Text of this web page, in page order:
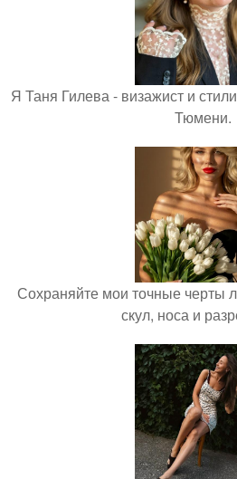
Я Таня Гилева - визажист и
Тюмени.
Сохраняйте мои точные черты
скул, носа и